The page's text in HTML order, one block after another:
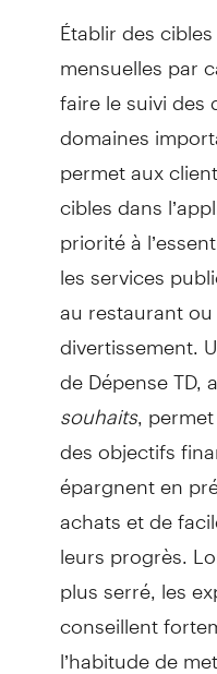
Établir des
mensuelles par
faire le suivi des
domaines
permet aux
cibles dans
priorité à
les services
au restaurant
divertissement.
de Dépense TD,
souhaits,
des objectifs
épargnent en
achats et de
leurs progrès.
plus serré, les
conseillent
l’habitude de